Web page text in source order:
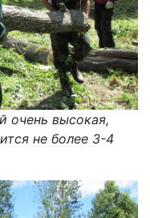
очень высокая,
не более 3-4